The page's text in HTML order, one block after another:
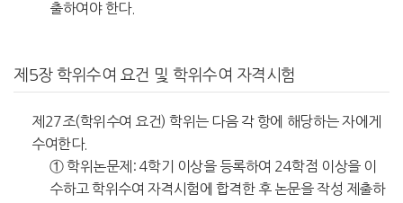
출하여야 한다.
제5장 학위수여 요건 및 학위수여 자격시험
제27조(학위수여 요건) 학위는 다음 각 항에 해당하는 자에게
수여한다.
① 학위논문제: 4학기 이상을 등록하여 24학점 이상을 이
수하고 학위수여 자격시험에 합격한 후 논문을 작성 제출하